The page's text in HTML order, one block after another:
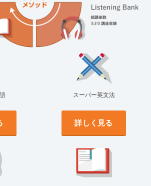
スーパー英文法
詳しく見る